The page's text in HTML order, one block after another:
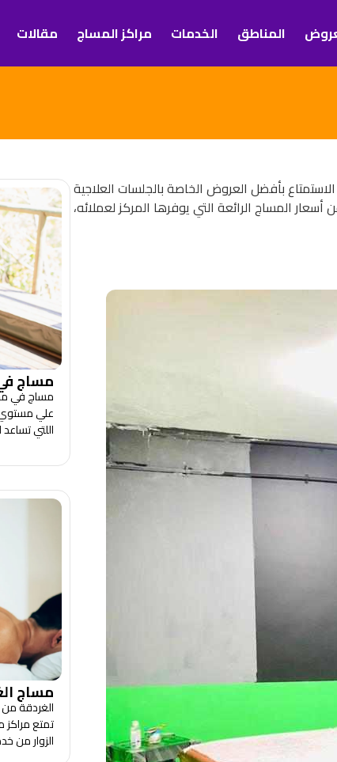
المناطق الخدمات مراكز المساج مقالات
بأفضل العروض الخاصة بالجلسات العلاجية
المساج الرائعة التي يوفرها المركز لعملائه،
مساج
مساج في
علي مستوي
اللتي
مساج
الغردقة
تمتع مراكز
الزوار من